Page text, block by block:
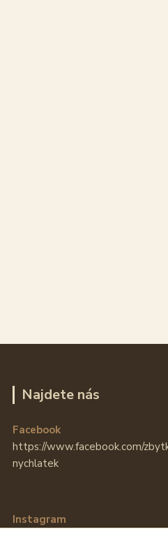
Najdete nás
Facebook
https://www.facebook.com/
nychlatek
Instagram